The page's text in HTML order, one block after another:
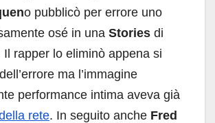
o pubblicò per errore uno
osé in una Stories di
Il rapper lo eliminò appena si
ma l’immagine
performance intima aveva già
rete. In seguito anche Fred